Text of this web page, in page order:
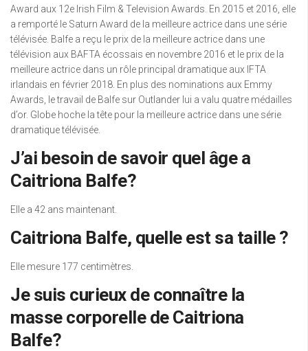
Award aux 12e Irish Film & Television Awards. En 2015 et 2016, elle
a remporté le Saturn Award de la meilleure actrice dans une série
télévisée. Balfe a reçu le prix de la meilleure actrice dans une
télévision aux BAFTA écossais en novembre 2016 et le prix de la
meilleure actrice dans un rôle principal dramatique aux IFTA
irlandais en février 2018. En plus des nominations aux Emmy
Awards, le travail de Balfe sur Outlander lui a valu quatre médailles
d’or. Globe hoche la tête pour la meilleure actrice dans une série
dramatique télévisée.
J’ai besoin de savoir quel âge a
Caitriona Balfe?
Elle a 42 ans maintenant.
Caitriona Balfe, quelle est sa taille ?
Elle mesure 177 centimètres.
Je suis curieux de connaître la
masse corporelle de Caitriona
Balfe?